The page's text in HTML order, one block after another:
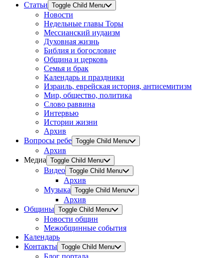
Статьи Toggle Child Menu
Новости
Недельные главы Торы
Мессианский иудаизм
Духовная жизнь
Библия и богословие
Община и церковь
Семья и брак
Календарь и праздники
Израиль, еврейская история, антисемитизм
Мир, общество, политика
Слово раввина
Интервью
Истории жизни
Архив
Вопросы ребе Toggle Child Menu
Архив
Медиа Toggle Child Menu
Видео Toggle Child Menu
Архив
Музыка Toggle Child Menu
Архив
Общины Toggle Child Menu
Новости общин
Межобщинные события
Календарь
Контакты Toggle Child Menu
Блог портала